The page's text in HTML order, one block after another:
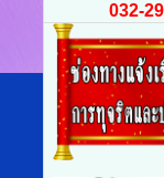
032-